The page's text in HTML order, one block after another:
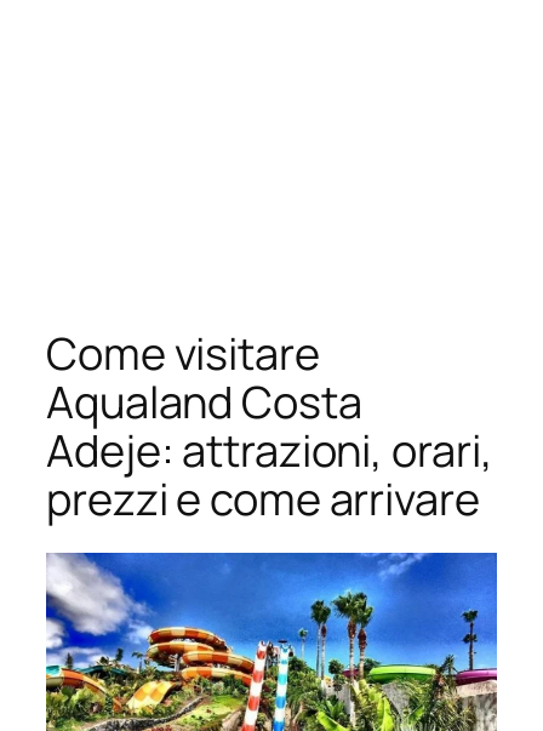
Come visitare
Aqualand Costa
Adeje: attrazioni, orari,
prezzi e come arrivare